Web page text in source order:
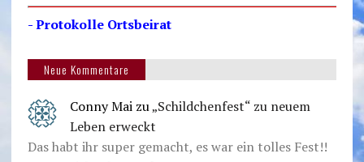
- Protokolle Ortsbeirat
Neue Kommentare
Conny Mai zu„Schildchenfest“ zu neuem
Leben erweckt
Das habt ihr super gemacht, es war ein tolles Fest!!